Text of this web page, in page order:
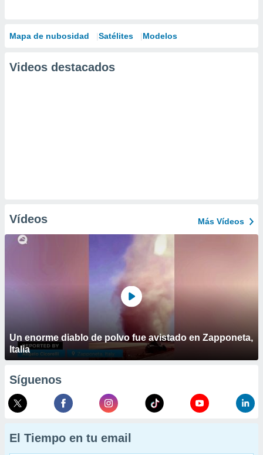
Mapa de nubosidad Satélites Modelos
Videos destacados
Vídeos Más Vídeos
Un enorme diablo de polvo fue avistado en Zapponeta,
Italia
Síguenos
El Tiempo en tu email